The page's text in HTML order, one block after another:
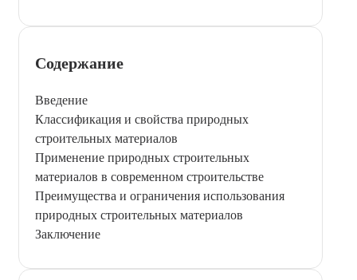
Содержание
Введение
Классификация и свойства природных
строительных материалов
Применение природных строительных
материалов в современном строительстве
Преимущества и ограничения использования
природных строительных материалов
Заключение